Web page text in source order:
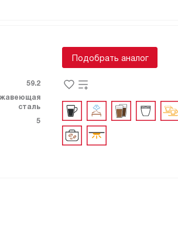
59.2
сталь
5
Подобрать аналог